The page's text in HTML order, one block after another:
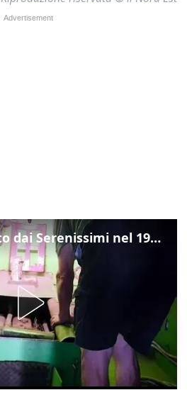
Ecco il tanko usato dai Serenissimi nel 1997 per il blitz a San Marco